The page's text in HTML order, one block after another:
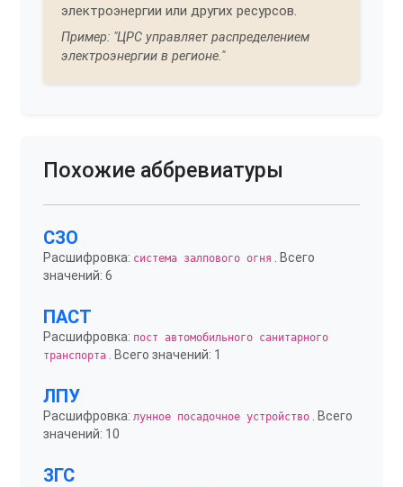
электроэнергии или других ресурсов.
Пример: "ЦРС управляет распределением
электроэнергии в регионе."
Похожие аббревиатуры
СЗО
Расшифровка: система залпового огня
. Всего
значений: 6
ПАСТ
Расшифровка: пост автомобильного санитарного
транспорта . Всего значений: 1
ЛПУ
Расшифровка: лунное посадочное устройство . Всего
значений: 10
ЗГС